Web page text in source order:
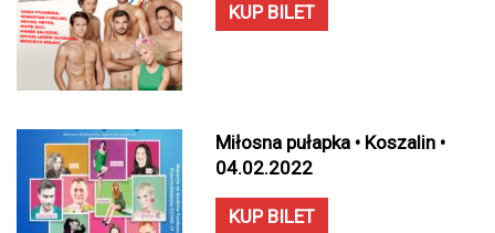
KUP BILET
Miłosna pułapka • Koszalin •
04.02.2022
KUP BILET